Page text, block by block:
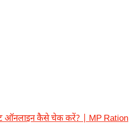
ऑनलाइन कैसे चेक करें? | MP Ration